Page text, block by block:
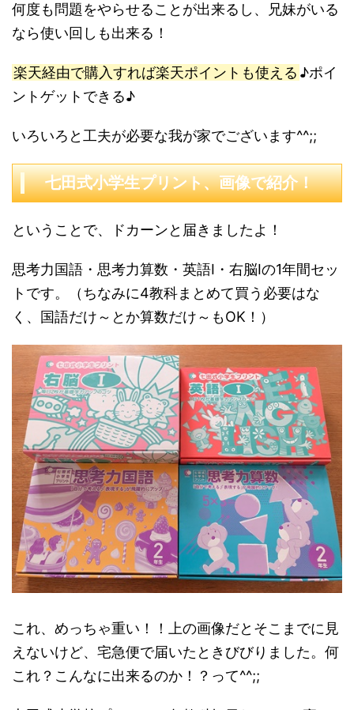
何度も問題をやらせることが出来るし、兄妹がいる
なら使い回しも出来る！
楽天経由で購入すれば楽天ポイントも使える ♪ポイ
ントゲットできる♪
いろいろと工夫が必要な我が家でございます^^;;
七田式小学生プリント、画像で紹介！
ということで、ドカーンと届きましたよ！
思考力国語・思考力算数・英語Ⅰ・右脳Ⅰの1年間セッ
トです。（ちなみに4教科まとめて買う必要はな
く、国語だけ～とか算数だけ～もOK！）
これ、めっちゃ重い！！上の画像だとそこまでに見
えないけど、宅急便で届いたときびびりました。何
これ？こんなに出来るのか！？って^^;;